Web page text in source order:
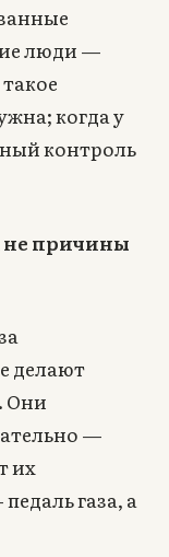
люди —
когда у
контроль
не причины
делают
Они
—
их
газа, а